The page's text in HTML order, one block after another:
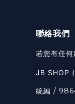
聯絡我們
若您有任何
JB SHOP
統編 /